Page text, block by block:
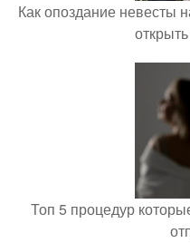
Как опоздание невесты
Топ 5 процедур